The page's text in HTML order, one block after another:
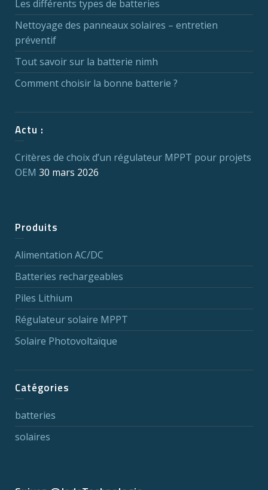
Les différents types de batteries
Nettoyage des panneaux solaires – entretien
préventif
Tout savoir sur la batterie nimh
Comment choisir la bonne batterie ?
Actu :
Critères de choix d’un régulateur MPPT pour projets
OEM 30 mars 2026
Produits
Alimentation AC/DC
Batteries rechargeables
Piles Lithium
Régulateur solaire MPPT
Solaire Photovoltaïque
Catégories
batteries
solaires